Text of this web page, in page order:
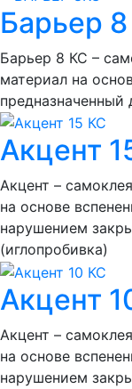
Барьер
Барьер 8 КС –
материал на
предназначенный
Акцент
Акцент –
на основе
нарушением
(иглопробивка)
Акцент
Акцент –
на основе
нарушением